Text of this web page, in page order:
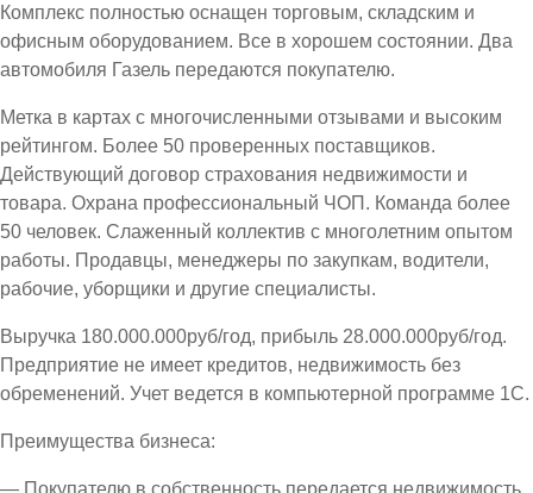
Комплекс полностью оснащен торговым, складским и
офисным оборудованием. Все в хорошем состоянии. Два
автомобиля Газель передаются покупателю.
Метка в картах с многочисленными отзывами и высоким
рейтингом. Более 50 проверенных поставщиков.
Действующий договор страхования недвижимости и
товара. Охрана профессиональный ЧОП. Команда более
50 человек. Слаженный коллектив с многолетним опытом
работы. Продавцы, менеджеры по закупкам, водители,
рабочие, уборщики и другие специалисты.
Выручка 180.000.000руб/год, прибыль 28.000.000руб/год.
Предприятие не имеет кредитов, недвижимость без
обременений. Учет ведется в компьютерной программе 1С.
Преимущества бизнеса:
— Покупателю в собственность передается недвижимость